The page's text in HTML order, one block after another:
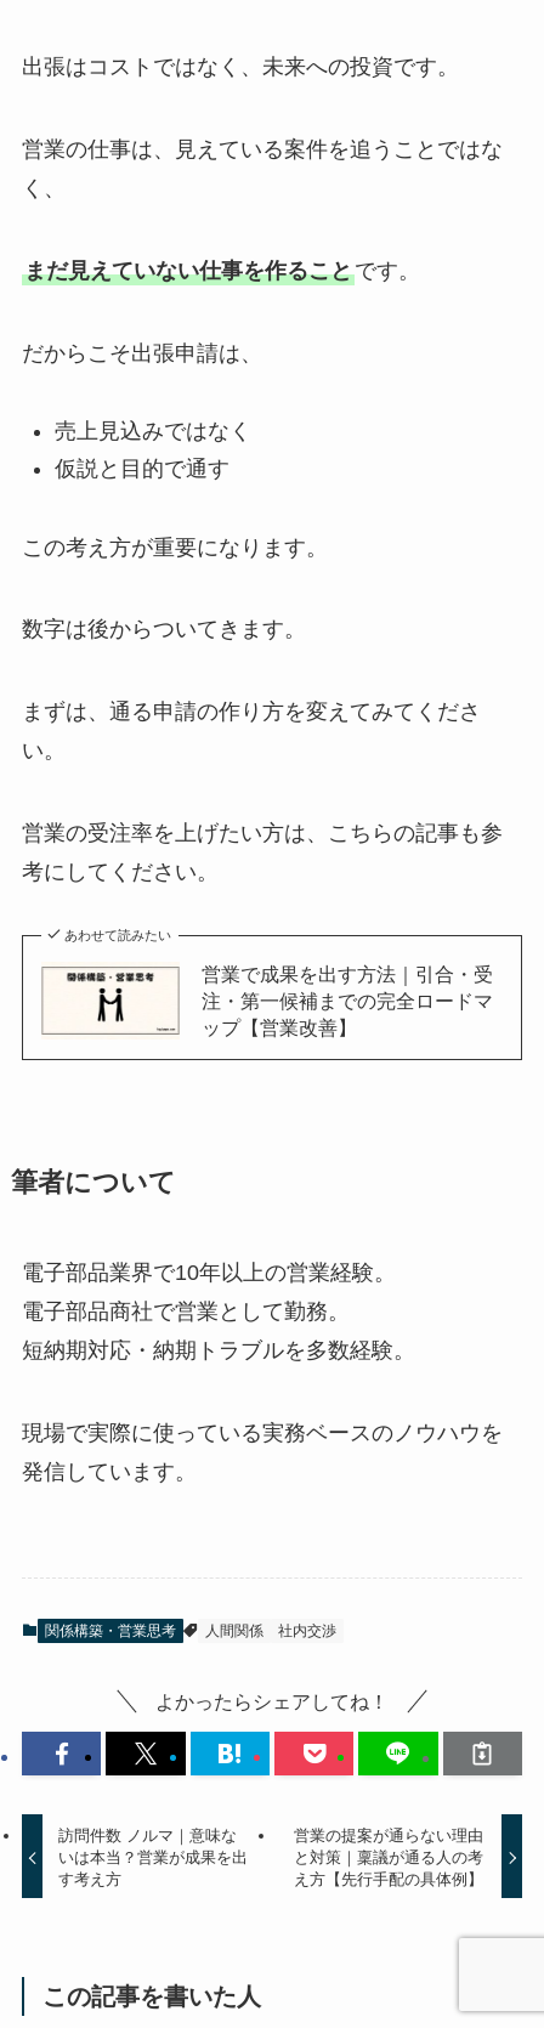
出張はコストではなく、未来への投資です。
営業の仕事は、見えている案件を追うことではな
く、
まだ見えていない仕事を作ることです。
だからこそ出張申請は、
売上見込みではなく
仮説と目的で通す
この考え方が重要になります。
数字は後からついてきます。
まずは、通る申請の作り方を変えてみてくださ
い。
営業の受注率を上げたい方は、こちらの記事も参
考にしてください。
あわせて読みたい
営業で成果を出す方法｜引合・受
注・第一候補までの完全ロードマ
ップ【営業改善】
筆者について
電子部品業界で10年以上の営業経験。
電子部品商社で営業として勤務。
短納期対応・納期トラブルを多数経験。
現場で実際に使っている実務ベースのノウハウを
発信しています。
関係構築・営業思考 人間関係 社内交渉
よかったらシェアしてね！
訪問件数 ノルマ｜意味な
いは本当？営業が成果を出
す考え方
営業の提案が通らない理由
と対策｜稟議が通る人の考
え方【先行手配の具体例】
この記事を書いた人